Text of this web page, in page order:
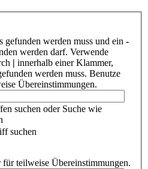
gefunden werden muss und ein -
werden darf. Verwende
| innerhalb einer Klammer,
werden muss. Benutze
Übereinstimmungen.
suchen oder Suche wie
suchen
teilweise Übereinstimmungen.